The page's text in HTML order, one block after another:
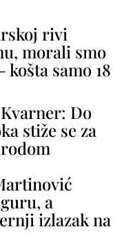
rivi
morali smo
košta samo 18
Do
stiže se za
a
izlazak na